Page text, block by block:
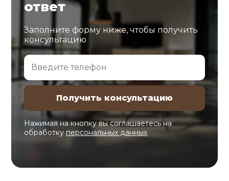
ответ
Заполните форму ниже, чтобы получить
консультацию
Нажимая на кнопку вы соглашаетесь на
обработкуперсональных данных